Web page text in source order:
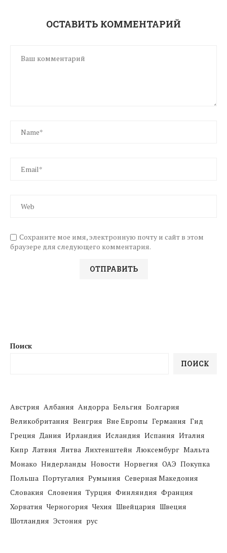
ОСТАВИТЬ КОММЕНТАРИЙ
Сохраните мое имя, электронную почту и сайт в этом
браузере для следующего комментария.
Поиск
ПОИСК
Австрия Албания Андорра Бельгия Болгария
Великобритания Венгрия Вне Европы Германия Гид
Греция Дания Ирландия Исландия Испания Италия
Кипр Латвия Литва Лихтенштейн Люксембург Мальта
Монако Нидерланды Новости Норвегия ОАЭ Покупка
Польша Португалия Румыния Северная Македония
Словакия Словения Турция Финляндия Франция
Хорватия Черногория Чехия Швейцария Швеция
Шотландия Эстония рус